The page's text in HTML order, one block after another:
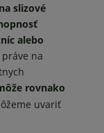
slizové
alebo
na
rovnako
uvariť